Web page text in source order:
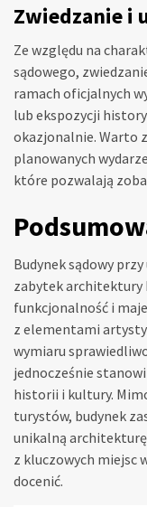
Zwiedzanie i
Ze względu na
sądowego,
ramach oficjalnych
lub ekspozycji
okazjonalnie. Warto
planowanych
które pozwalają
Budynek sądowy
zabytek architektury
funkcjonalność i
z elementami
wymiaru
jednocześnie
historii i kultury.
turystów, budynek
unikalną
z kluczowych miejsc
docenić.